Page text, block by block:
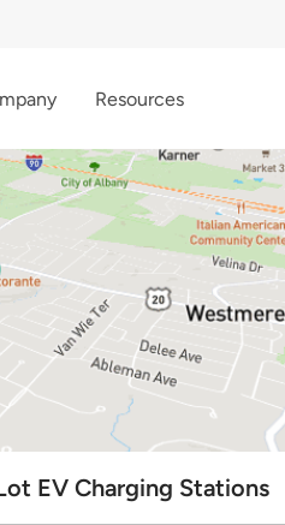
Resources
EV Charging Stations